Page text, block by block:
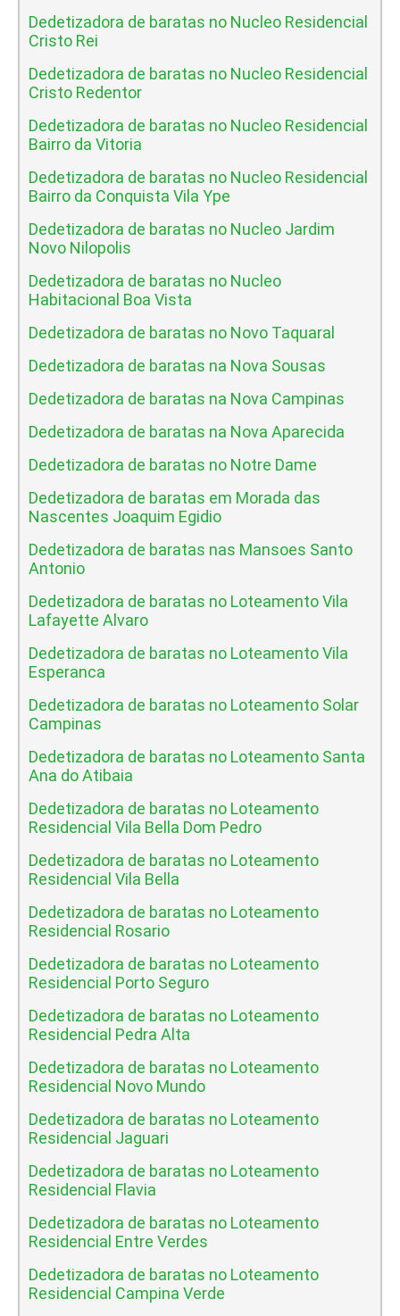
Dedetizadora de baratas no Nucleo Residencial
Cristo Rei
Dedetizadora de baratas no Nucleo Residencial
Cristo Redentor
Dedetizadora de baratas no Nucleo Residencial
Bairro da Vitoria
Dedetizadora de baratas no Nucleo Residencial
Bairro da Conquista Vila Ype
Dedetizadora de baratas no Nucleo Jardim
Novo Nilopolis
Dedetizadora de baratas no Nucleo
Habitacional Boa Vista
Dedetizadora de baratas no Novo Taquaral
Dedetizadora de baratas na Nova Sousas
Dedetizadora de baratas na Nova Campinas
Dedetizadora de baratas na Nova Aparecida
Dedetizadora de baratas no Notre Dame
Dedetizadora de baratas em Morada das
Nascentes Joaquim Egidio
Dedetizadora de baratas nas Mansoes Santo
Antonio
Dedetizadora de baratas no Loteamento Vila
Lafayette Alvaro
Dedetizadora de baratas no Loteamento Vila
Esperanca
Dedetizadora de baratas no Loteamento Solar
Campinas
Dedetizadora de baratas no Loteamento Santa
Ana do Atibaia
Dedetizadora de baratas no Loteamento
Residencial Vila Bella Dom Pedro
Dedetizadora de baratas no Loteamento
Residencial Vila Bella
Dedetizadora de baratas no Loteamento
Residencial Rosario
Dedetizadora de baratas no Loteamento
Residencial Porto Seguro
Dedetizadora de baratas no Loteamento
Residencial Pedra Alta
Dedetizadora de baratas no Loteamento
Residencial Novo Mundo
Dedetizadora de baratas no Loteamento
Residencial Jaguari
Dedetizadora de baratas no Loteamento
Residencial Flavia
Dedetizadora de baratas no Loteamento
Residencial Entre Verdes
Dedetizadora de baratas no Loteamento
Residencial Campina Verde